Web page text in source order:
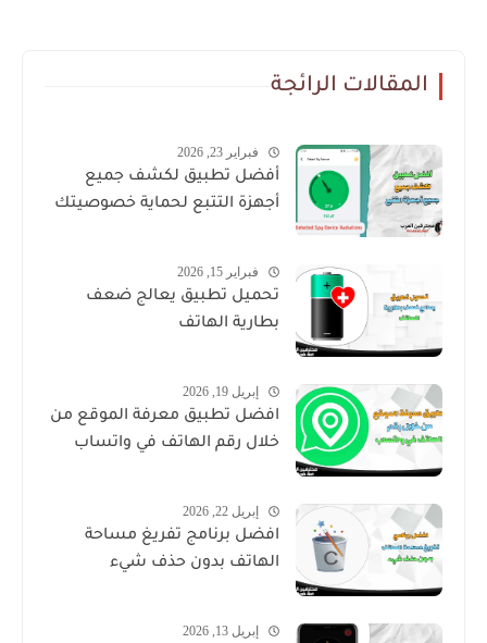
المقالات الرائجة
فبراير 23, 2026
أفضل تطبيق لكشف جميع
أجهزة التتبع لحماية خصوصيتك
فبراير 15, 2026
تحميل تطبيق يعالج ضعف
بطارية الهاتف
إبريل 19, 2026
افضل تطبيق معرفة الموقع من
خلال رقم الهاتف في واتساب
إبريل 22, 2026
افضل برنامج تفريغ مساحة
الهاتف بدون حذف شيء
إبريل 13, 2026